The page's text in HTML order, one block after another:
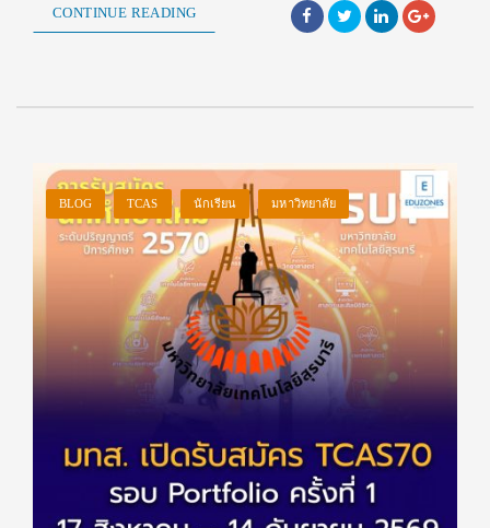
CONTINUE READING
BLOG TCAS นักเรียน มหาวิทยาลัย